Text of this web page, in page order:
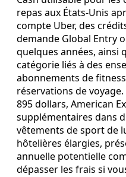
repas aux États‑Unis
compte Uber, des
demande Global Entry
quelques années, ainsi
catégorie liés à des
abonnements de
réservations de
895 dollars, American
supplémentaires dans
vêtements de sport de
hôtelières élargies,
annuelle potentielle
dépasser les frais si